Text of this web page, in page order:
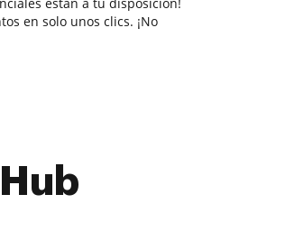
en solo unos clics. ¡No